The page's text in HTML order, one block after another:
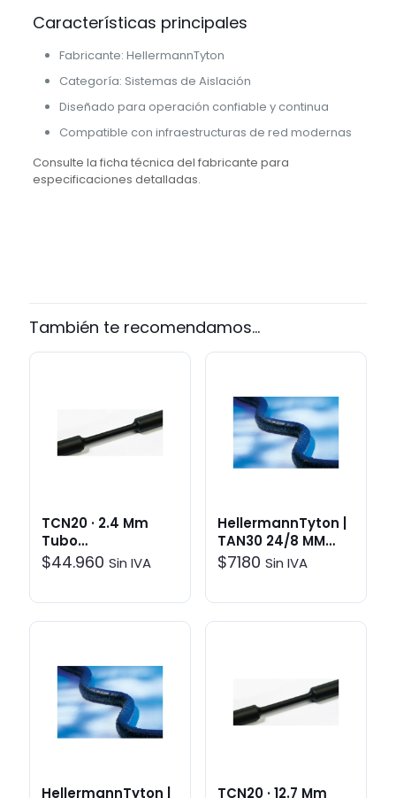
Características principales
Fabricante: HellermannTyton
Categoría: Sistemas de Aislación
Diseñado para operación confiable y continua
Compatible con infraestructuras de red modernas
Consulte la ficha técnica del fabricante para
especificaciones detalladas.
También te recomendamos…
TCN20 · 2.4 Mm
Tubo
Termoretractil
$44.960 Sin IVA
HellermannTyton |
TAN30 24/8 MM
TUBO 1MT
$7180 Sin IVA
HellermannTyton | TCN20 · 12.7 Mm